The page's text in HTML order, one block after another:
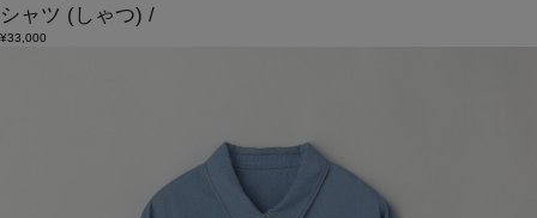
シャツ (しゃつ) /
¥33,000